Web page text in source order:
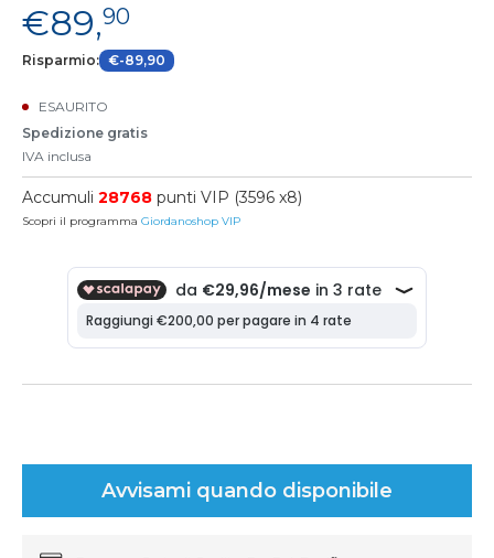
€89,90
Risparmio: €-89,90
ESAURITO
Spedizione gratis
IVA inclusa
Accumuli 28768 punti VIP (3596 x8)
Scopri il programma Giordanoshop VIP
Avvisami quando disponibile